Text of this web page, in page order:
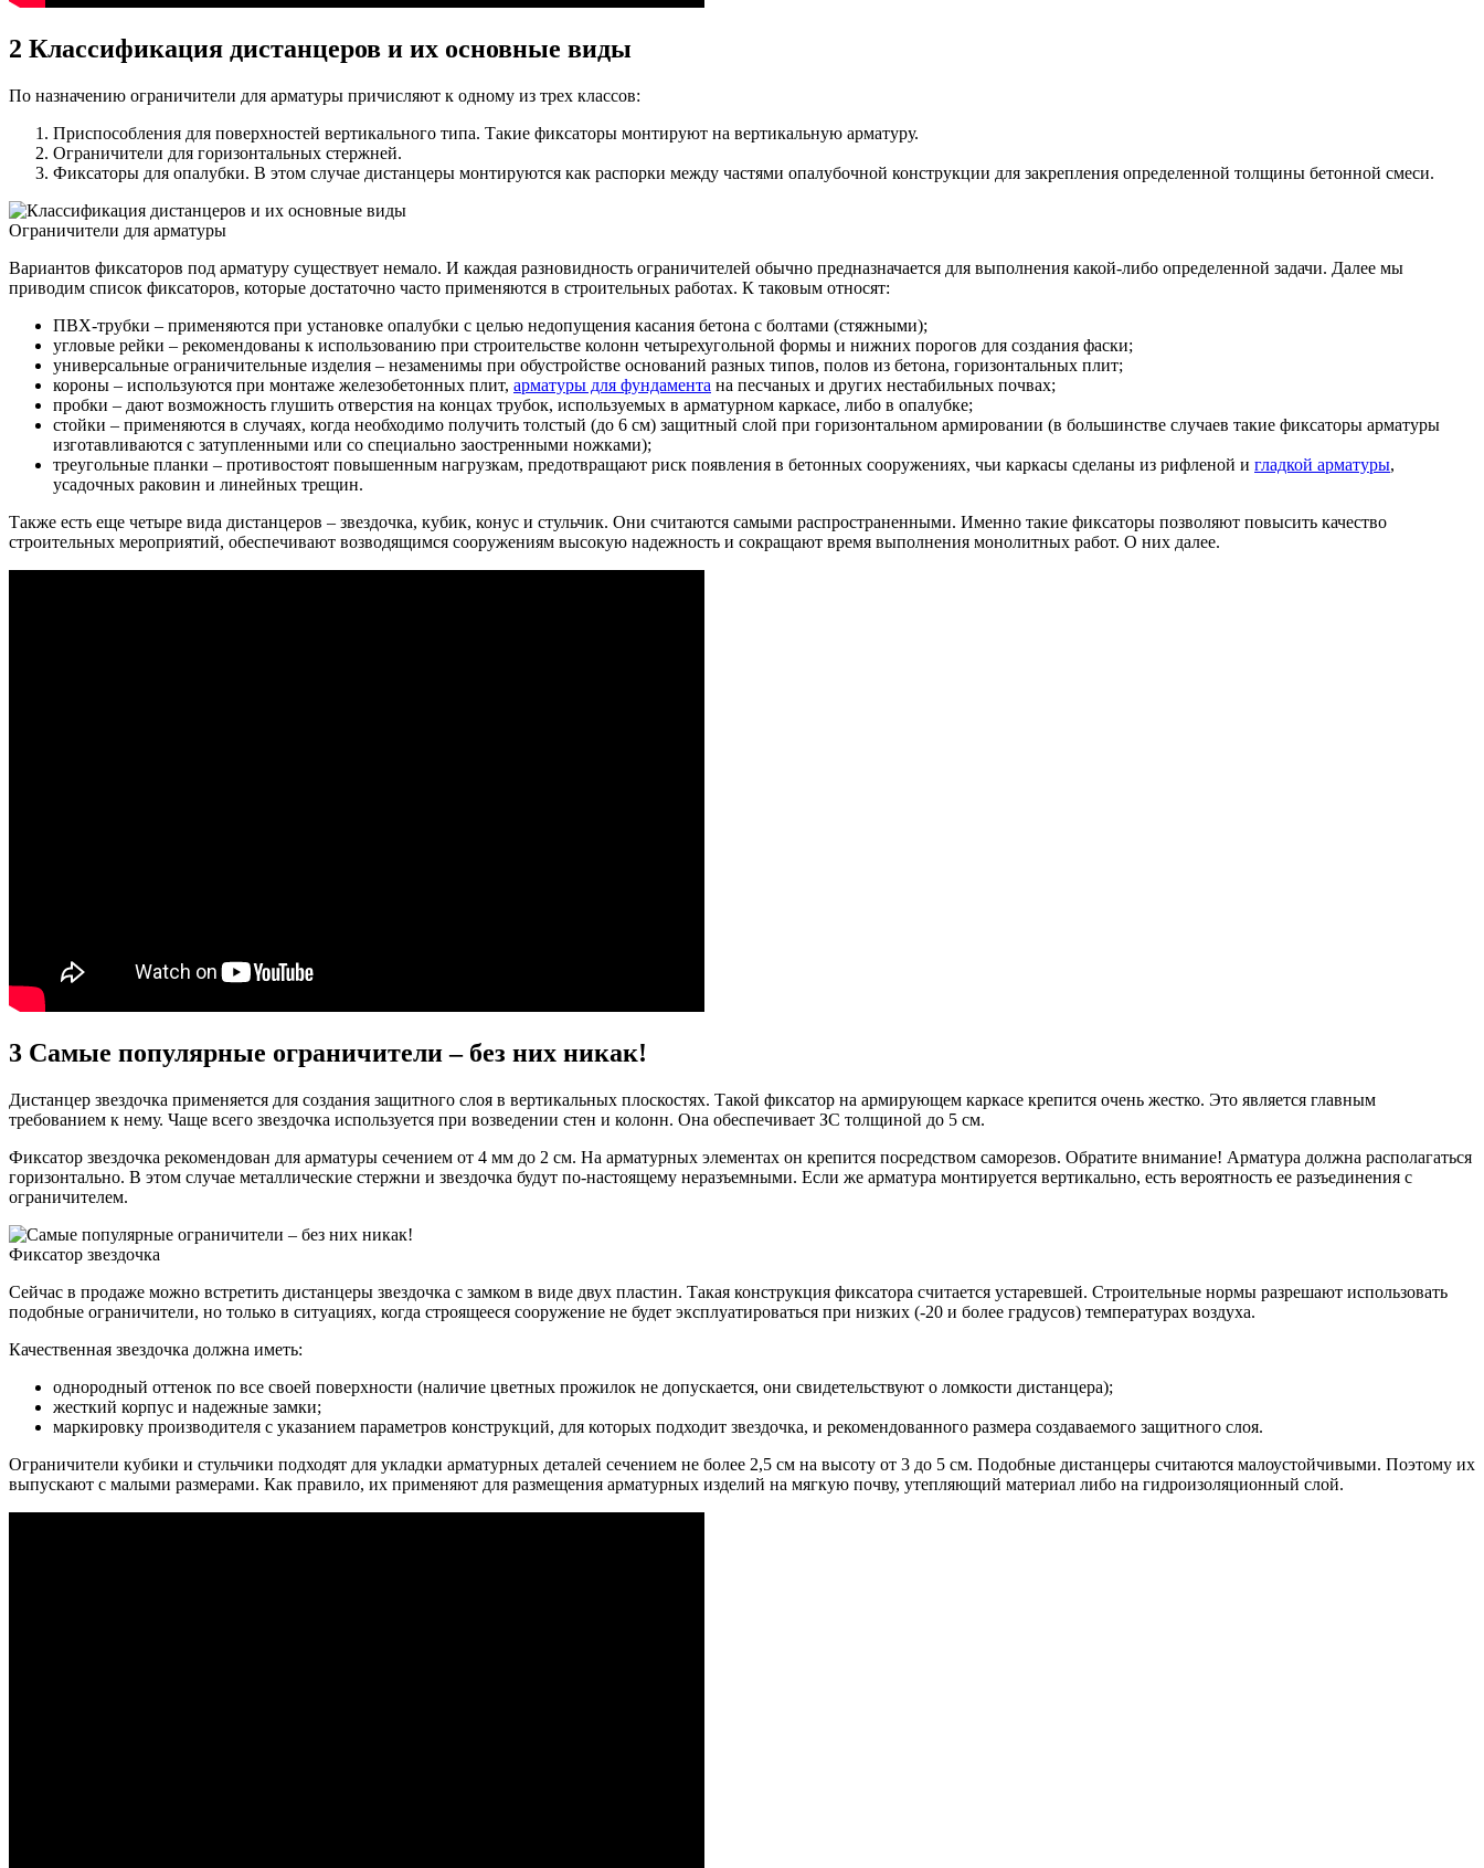
2 Классификация дистанцеров и их основные виды
По назначению ограничители для арматуры причисляют к одному из трех классов:
Приспособления для поверхностей вертикального типа. Такие фиксаторы монтируют на вертикальную арматуру.
Ограничители для горизонтальных стержней.
Фиксаторы для опалубки. В этом случае дистанцеры монтируются как распорки между частями опалубочной конструкции для закрепления определенной толщины бетонной смеси.
Ограничители для арматуры
Вариантов фиксаторов под арматуру существует немало. И каждая разновидность ограничителей обычно предназначается для выполнения какой-либо определенной задачи. Далее мы
приводим список фиксаторов, которые достаточно часто применяются в строительных работах. К таковым относят:
ПВХ-трубки – применяются при установке опалубки с целью недопущения касания бетона с болтами (стяжными);
угловые рейки – рекомендованы к использованию при строительстве колонн четырехугольной формы и нижних порогов для создания фаски;
универсальные ограничительные изделия – незаменимы при обустройстве оснований разных типов, полов из бетона, горизонтальных плит;
короны – используются при монтаже железобетонных плит, арматуры для фундамента на песчаных и других нестабильных почвах;
пробки – дают возможность глушить отверстия на концах трубок, используемых в арматурном каркасе, либо в опалубке;
стойки – применяются в случаях, когда необходимо получить толстый (до 6 см) защитный слой при горизонтальном армировании (в большинстве случаев такие фиксаторы арматуры
изготавливаются с затупленными или со специально заостренными ножками);
треугольные планки – противостоят повышенным нагрузкам, предотвращают риск появления в бетонных сооружениях, чьи каркасы сделаны из рифленой и гладкой арматуры,
усадочных раковин и линейных трещин.
Также есть еще четыре вида дистанцеров – звездочка, кубик, конус и стульчик. Они считаются самыми распространенными. Именно такие фиксаторы позволяют повысить качество
строительных мероприятий, обеспечивают возводящимся сооружениям высокую надежность и сокращают время выполнения монолитных работ. О них далее.
3 Самые популярные ограничители – без них никак!
Дистанцер звездочка применяется для создания защитного слоя в вертикальных плоскостях. Такой фиксатор на армирующем каркасе крепится очень жестко. Это является главным
требованием к нему. Чаще всего звездочка используется при возведении стен и колонн. Она обеспечивает ЗС толщиной до 5 см.
Фиксатор звездочка рекомендован для арматуры сечением от 4 мм до 2 см. На арматурных элементах он крепится посредством саморезов. Обратите внимание! Арматура должна располагаться
горизонтально. В этом случае металлические стержни и звездочка будут по-настоящему неразъемными. Если же арматура монтируется вертикально, есть вероятность ее разъединения с
ограничителем.
Фиксатор звездочка
Сейчас в продаже можно встретить дистанцеры звездочка с замком в виде двух пластин. Такая конструкция фиксатора считается устаревшей. Строительные нормы разрешают использовать
подобные ограничители, но только в ситуациях, когда строящееся сооружение не будет эксплуатироваться при низких (-20 и более градусов) температурах воздуха.
Качественная звездочка должна иметь:
однородный оттенок по все своей поверхности (наличие цветных прожилок не допускается, они свидетельствуют о ломкости дистанцера);
жесткий корпус и надежные замки;
маркировку производителя с указанием параметров конструкций, для которых подходит звездочка, и рекомендованного размера создаваемого защитного слоя.
Ограничители кубики и стульчики подходят для укладки арматурных деталей сечением не более 2,5 см на высоту от 3 до 5 см. Подобные дистанцеры считаются малоустойчивыми. Поэтому их
выпускают с малыми размерами. Как правило, их применяют для размещения арматурных изделий на мягкую почву, утепляющий материал либо на гидроизоляционный слой.